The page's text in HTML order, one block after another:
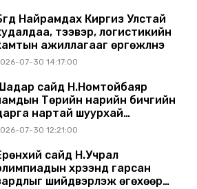
Найрамдах Киргиз Улстай
тээвэр, логистикийн
ажиллагааг өргөжүүлнэ
07-30 14:17:00
сайд Н.Номтойбаяр
Төрийн нарийн бичгийн
нартай шуурхай
07-30 12:21:00
сайд Н.Учрал
хүрээнд гарсан
шийдвэрлэж өгөхөөр